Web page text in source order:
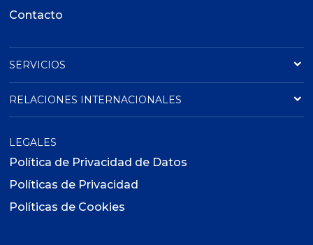
Contacto
SERVICIOS
RELACIONES INTERNACIONALES
LEGALES
Política de Privacidad de Datos
Políticas de Privacidad
Políticas de Cookies